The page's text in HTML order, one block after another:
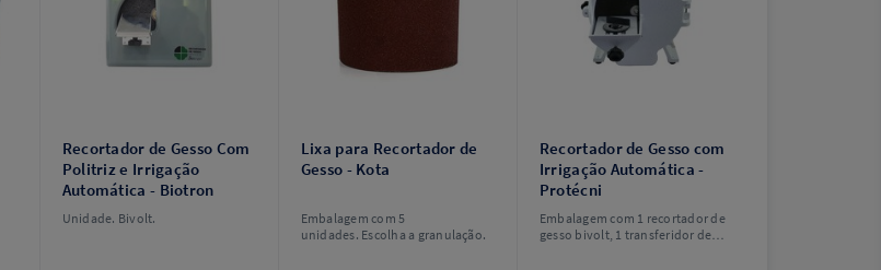
Recortador de Gesso Com
Politriz e Irrigação
Automática - Biotron
Unidade. Bivolt.
Lixa para Recortador de
Gesso - Kota
Embalagem com 5
unidades. Escolha a granulação.
Recortador de Gesso com
Irrigação Automática -
Protécni
Embalagem com 1 recortador de
gesso bivolt, 1 transferidor de